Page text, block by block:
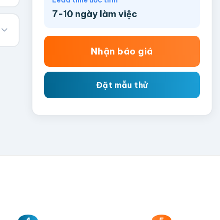
7-10 ngày làm việc
Nhận báo giá
Đặt mẫu thử